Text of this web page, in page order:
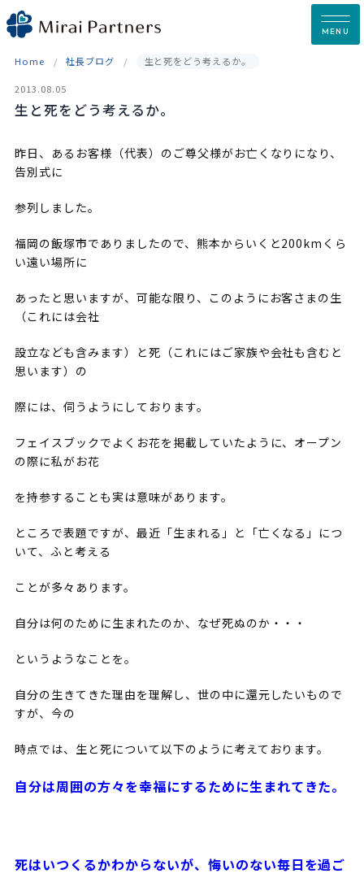
Skip
to
MENU
Home 社長ブログ 生と死をどう考えるか。
2013.08.05
生と死をどう考えるか。
昨日、あるお客様（代表）のご尊父様がお亡くなりになり、
告別式に
参列しました。
福岡の飯塚市でありましたので、熊本からいくと200kmくら
い遠い場所に
あったと思いますが、可能な限り、このようにお客さまの生
（これには会社
設立なども含みます）と死（これにはご家族や会社も含むと
思います）の
際には、伺うようにしております。
フェイスブックでよくお花を掲載していたように、オープン
の際に私がお花
を持参することも実は意味があります。
ところで表題ですが、最近「生まれる」と「亡くなる」につ
いて、ふと考える
ことが多々あります。
自分は何のために生まれたのか、なぜ死ぬのか・・・
というようなことを。
自分の生きてきた理由を理解し、世の中に還元したいもので
すが、今の
時点では、生と死について以下のように考えております。
自分は周囲の方々を幸福にするために生まれてきた。
死はいつくるかわからないが、悔いのない毎日を過ご